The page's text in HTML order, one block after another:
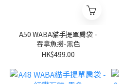
A50 WABA貓手提單肩袋 -
吞拿魚撈-黑色
HK$499.00